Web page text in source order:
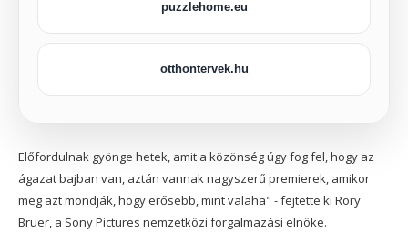
puzzlehome.eu
otthontervek.hu
Előfordulnak gyönge hetek, amit a közönség úgy fog fel, hogy az
ágazat bajban van, aztán vannak nagyszerű premierek, amikor
meg azt mondják, hogy erősebb, mint valaha" - fejtette ki Rory
Bruer, a Sony Pictures nemzetközi forgalmazási elnöke.